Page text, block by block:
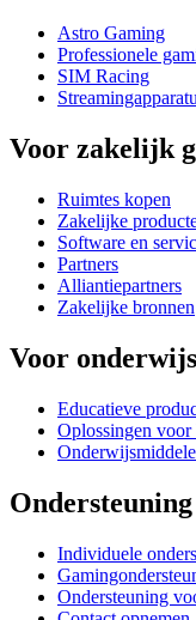
Astro Gaming
Professionele
SIM Racing
Voor zakelijk
Ruimtes kopen
Zakelijke
Software en
Partners
Alliantiepartners
Zakelijke bronnen
Voor onderwijs
Educatieve
Oplossingen voor
Ondersteuning
Individuele
Ondersteuning